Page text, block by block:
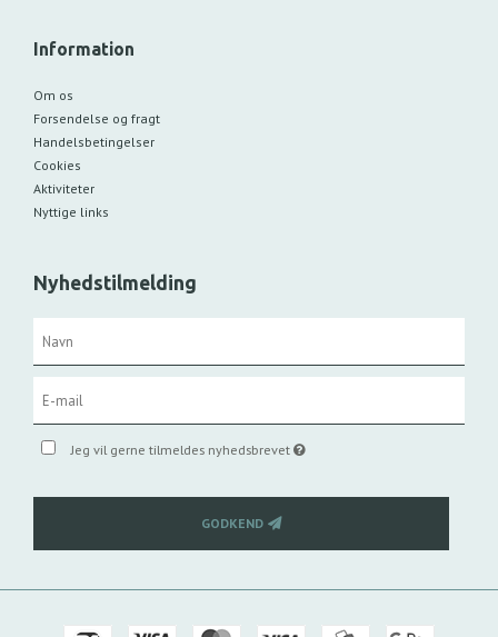
Information
Om os
Forsendelse og fragt
Handelsbetingelser
Cookies
Aktiviteter
Nyttige links
Nyhedstilmelding
Jeg vil gerne tilmeldes nyhedsbrevet
GODKEND